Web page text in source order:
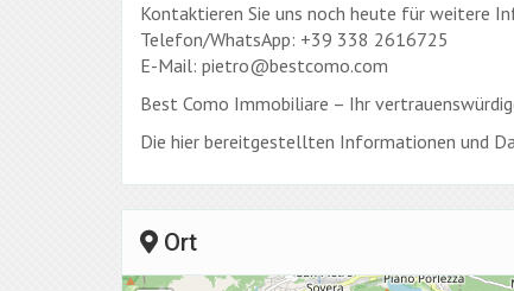
Kontaktieren Sie uns noch heute für weitere
Telefon/WhatsApp: +39 338 2616725
E-Mail: pietro@bestcomo.com
Best Como Immobiliare – Ihr
Die hier bereitgestellten Informationen und
Ort